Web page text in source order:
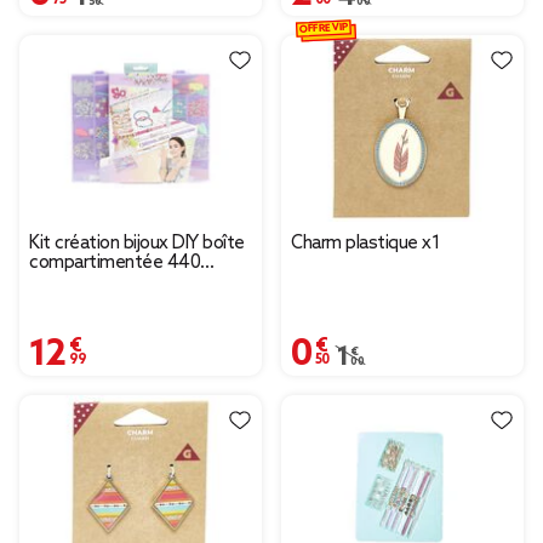
Kit création bijoux DIY boîte
compartimentée 440
12,99 €
Charm plastique x1
0,50 €
Prix remisé de 1,00 € à
1,00 €
OFFRE VIP